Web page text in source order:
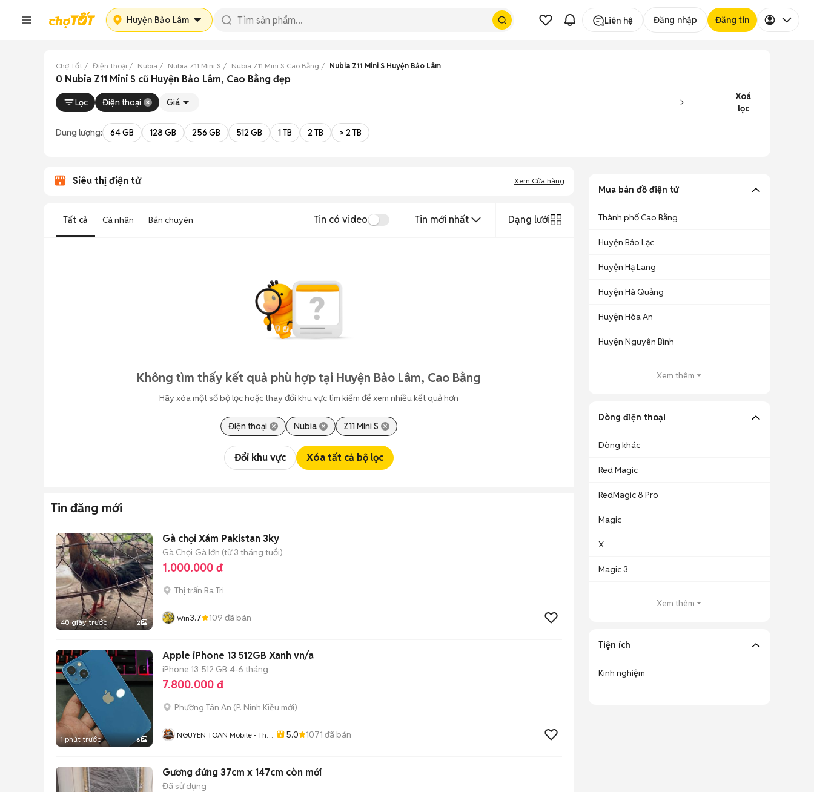
Huyện Bảo Lâm Liên hệ Đăng nhập Đăng tin
Chợ Tốt Điện thoại Nubia Nubia Z11 Mini S Nubia Z11 Mini S Cao Bằng Nubia Z11 Mini S Huyện Bảo Lâm
0 Nubia Z11 Mini S cũ Huyện Bảo Lâm, Cao Bằng đẹp
Lọc Điện thoại Giá
Xoá
lọc
Dung lượng: 64 GB 128 GB 256 GB 512 GB 1 TB 2 TB > 2 TB
Siêu thị điện tử Xem Cửa hàng
Tất cả Cá nhân Bán chuyên Tin có video Tin mới nhất Dạng lưới
Không tìm thấy kết quả phù hợp tại Huyện Bảo Lâm, Cao Bằng
Hãy xóa một số bộ lọc hoặc thay đổi khu vực tìm kiếm để xem nhiều kết quả hơn
Điện thoại Nubia Z11 Mini S
Đổi khu vực Xóa tất cả bộ lọc
Tin đăng mới
40 giây trước 2
Gà chọi Xám Pakistan 3ky
Gà Chọi Gà lớn (từ 3 tháng tuổi)
1.000.000 đ
Thị trấn Ba Tri
Win3.7 109 đã bán
1 phút trước 6
Apple iPhone 13 512GB Xanh vn/a
iPhone 13 512 GB 4-6 tháng
7.800.000 đ
Phường Tân An (P. Ninh Kiều mới)
NGUYEN TOAN Mobile - Thu
5.0 1071 đã bán
Gương đứng 37cm x 147cm còn mới
Đã sử dụng
Mua bán đồ điện tử
Thành phố Cao Bằng
Huyện Bảo Lạc
Huyện Hạ Lang
Huyện Hà Quảng
Huyện Hòa An
Huyện Nguyên Bình
Xem thêm
Dòng điện thoại
Dòng khác
Red Magic
RedMagic 8 Pro
Magic
X
Magic 3
Xem thêm
Tiện ích
Kinh nghiệm